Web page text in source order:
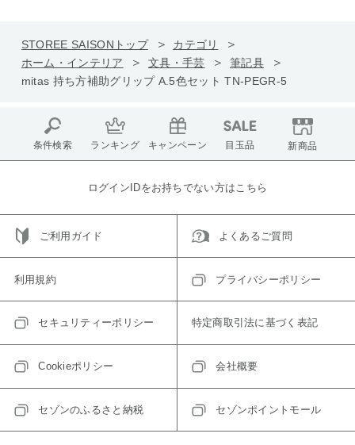
STOREE SAISONトップ
カテゴリ
ホーム・インテリア
文具・手芸
筆記具
mitas 持ち方補助グリップ A.5色セット TN-PEGR-5
条件検索 ランキング キャンペーン 目玉品 新商品
ログインIDをお持ちでない方はこちら
ご利用ガイド よくあるご質問
利用規約 プライバシーポリシー
セキュリティーポリシー 特定商取引法に基づく表記
Cookieポリシー 会社概要
セゾンのふるさと納税 セゾンポイントモール